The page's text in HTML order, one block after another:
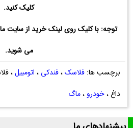
کلیک کنید.
توجه: با کلیک روی لینک خرید از سایت
می شوید.
برچسب ها:فلاسک،فندکی ، اتومبیل،
داغ ،خودرو ،ماگ